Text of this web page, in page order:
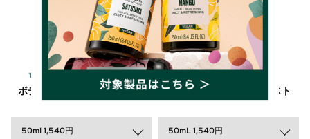
4.5
ボディバター MG(香り：マン
ゴー)
50ml 1,540円
4.2
ボディバター ST(香り：スト
ロベリー)
50mL 1,540円